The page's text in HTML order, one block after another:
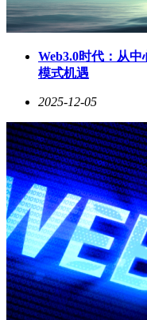
Web3.0时代：从
模式机遇
2025-12-05